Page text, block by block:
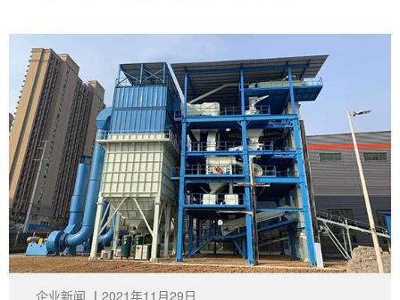
企业新闻 丨 2021年11月29日